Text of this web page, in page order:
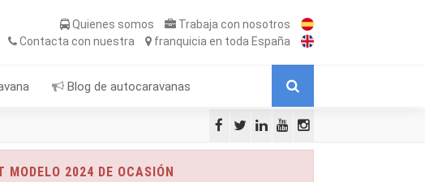
Quienes somos Trabaja con nosotros
Contacta con nuestra franquicia en toda España
Blog de autocaravanas
MODELO 2024 DE OCASIÓN